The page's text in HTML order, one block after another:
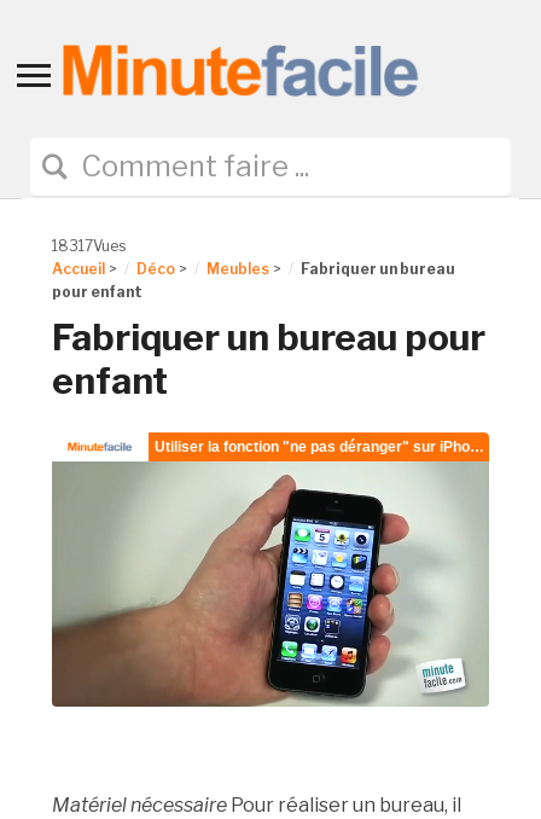
Toggle
navigation
18317Vues
Accueil > Déco > Meubles >
Fabriquer un bureau
pour enfant
Fabriquer un bureau pour
enfant
Matériel nécessaire Pour réaliser un bureau, il